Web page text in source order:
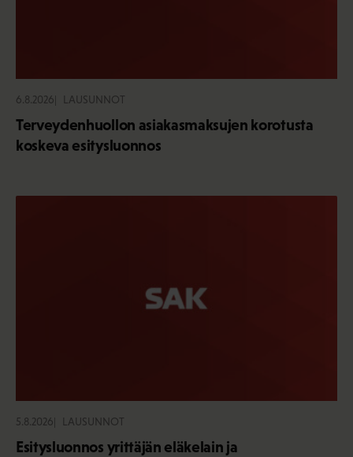
6.8.2026 LAUSUNNOT
Terveydenhuollon asiakasmaksujen korotusta
koskeva esitysluonnos
5.8.2026 LAUSUNNOT
Esitysluonnos yrittäjän eläkelain ja